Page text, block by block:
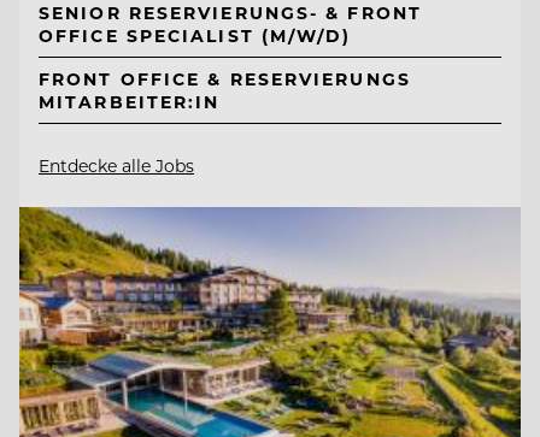
SENIOR RESERVIERUNGS- & FRONT
OFFICE SPECIALIST (M/W/D)
FRONT OFFICE & RESERVIERUNGS
MITARBEITER:IN
Entdecke alle Jobs